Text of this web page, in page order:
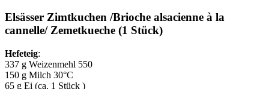
Elsässer Zimtkuchen /Brioche alsacienne à la
cannelle/ Zemetkueche (1 Stück)
Hefeteig:
337 g Weizenmehl 550
150 g Milch 30°C
65 g Ei (ca. 1 Stück )